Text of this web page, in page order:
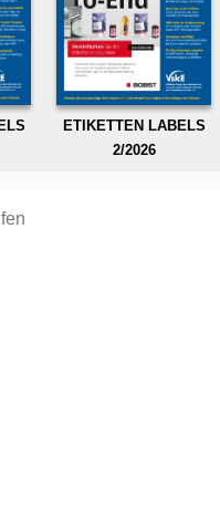
ETIKETTEN LABELS
2/2026